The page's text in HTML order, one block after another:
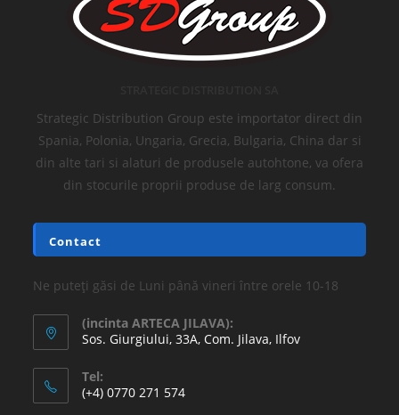
Strategic Distribution Group este importator direct din
Spania, Polonia, Ungaria, Grecia, Bulgaria, China dar si
din alte tari si alaturi de produsele autohtone, va ofera
din stocurile proprii produse de larg consum.
Contact
Ne puteți găsi de Luni până vineri între orele 10-18
(incinta ARTECA JILAVA):
Sos. Giurgiului, 33A, Com. Jilava, Ilfov
Tel:
(+4) 0770 271 574